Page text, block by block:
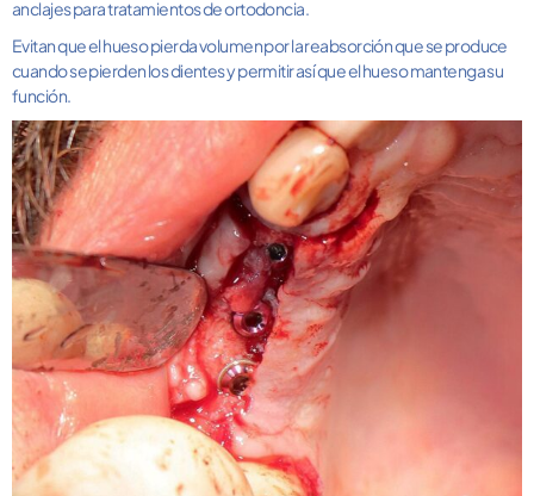
anclajes para tratamientos de ortodoncia.
Evitan que el hueso pierda volumen por la reabsorción que se produce
cuando se pierden los dientes y permitir así que el hueso mantenga su
función.